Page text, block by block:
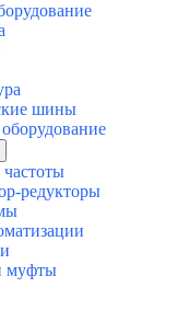
шины
частоты
редукторы
муфты